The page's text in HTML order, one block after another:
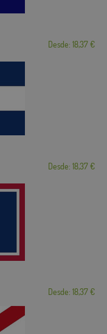
Desde: 18,37 €
Desde: 18,37 €
Desde: 18,37 €